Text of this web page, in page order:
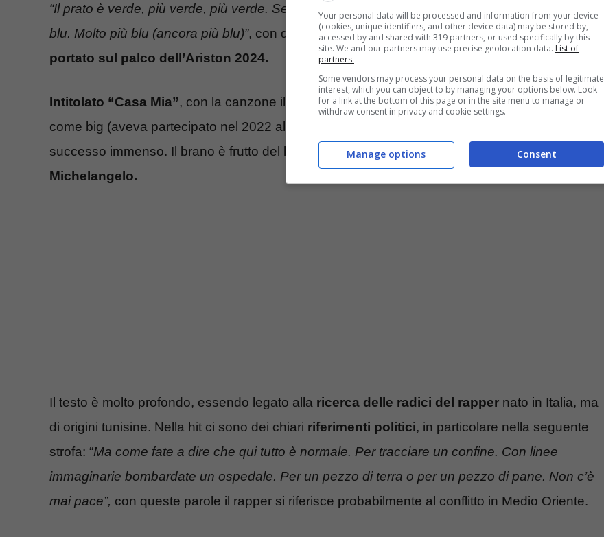
“Il prato è verde, più verde, più verde. Sempre più verde (sempre più verde). Il cielo è blu, blu,
blu. Molto più blu (ancora più blu)”, con queste parole prende il via ilbrano che Ghali ha
portato sul palco dell’Ariston 2024.
Intitolato “Casa Mia”, con la canzone il rapper milanese ha fatto il suo debutto al Festival
come big (aveva partecipato nel 2022 alla kermesse ma come ospite), conquistando un
successo immenso. Il brano è frutto del lavoro congiunto traGhali, Davide Petrella e
Michelangelo.
Il testo è molto profondo, essendo legato alla ricerca delle radici del rapper nato in Italia, ma
di origini tunisine. Nella hit ci sono dei chiari riferimenti politici, in particolare nella seguente
strofa: “Ma come fate a dire che qui tutto è normale. Per tracciare un confine. Con linee
immaginarie bombardate un ospedale. Per un pezzo di terra o per un pezzo di pane. Non c’è
mai pace”, con queste parole il rapper si riferisce probabilmente al conflitto in Medio Oriente.
Your personal data will be processed and information from your device
(cookies, unique identifiers, and other device data) may be stored by,
accessed by and shared with 319 partners, or used specifically by this
site. We and our partners may use precise geolocation data. List of
partners.
Some vendors may process your personal data on the basis of legitimate
interest, which you can object to by managing your options below. Look
for a link at the bottom of this page or in the site menu to manage or
withdraw consent in privacy and cookie settings.
Consent
Manage options